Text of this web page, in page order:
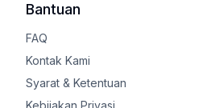
Bantuan
FAQ
Kontak Kami
Syarat & Ketentuan
Kebijakan Privasi